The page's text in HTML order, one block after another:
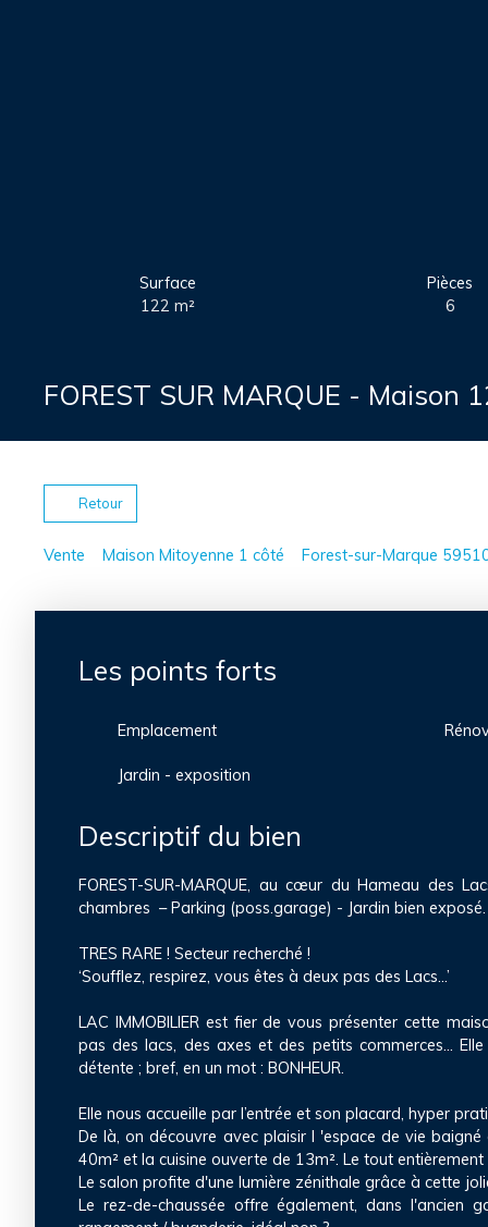
Surface
122 m²
Pièces
6
FOREST SUR MARQUE - Maison
Retour
Vente Maison Mitoyenne 1 côté Forest-sur-Marque
Les points forts
Emplacement
Jardin - exposition
Descriptif du bien
FOREST-SUR-MARQUE, au cœur du Hameau des
chambres – Parking (poss.garage) - Jardin bien exposé.
TRES RARE ! Secteur recherché !
‘Soufflez, respirez, vous êtes à deux pas des Lacs…’
LAC IMMOBILIER est fier de vous présenter cette
pas des lacs, des axes et des petits commerces…
détente ; bref, en un mot : BONHEUR.
Elle nous accueille par l’entrée et son placard, hyper
De là, on découvre avec plaisir l 'espace de vie
40m² et la cuisine ouverte de 13m². Le tout
Le salon profite d'une lumière zénithale grâce à cette
Le rez-de-chaussée offre également, dans l'ancien